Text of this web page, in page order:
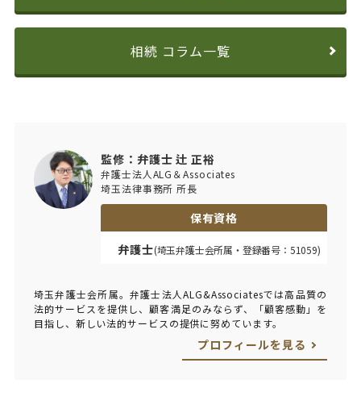
相続 コラム一覧
監修：弁護士 辻 正裕
弁護士法人ALG＆Associates
埼玉法律事務所 所長
保有資格
弁護士(埼玉弁護士会所属・登録番号：51059)
埼玉弁護士会所属。弁護士法人ALG&Associatesでは高品質の
法的サービスを提供し、顧客満足のみならず、「顧客感動」を
目指し、新しい法的サービスの提供に努めています。
プロフィールを見る